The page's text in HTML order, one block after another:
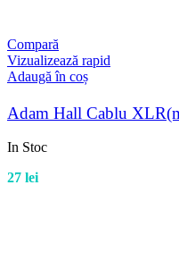
Compară
Vizualizează rapid
Adaugă în coș
Adam Hall Cablu
In Stoc
27 lei